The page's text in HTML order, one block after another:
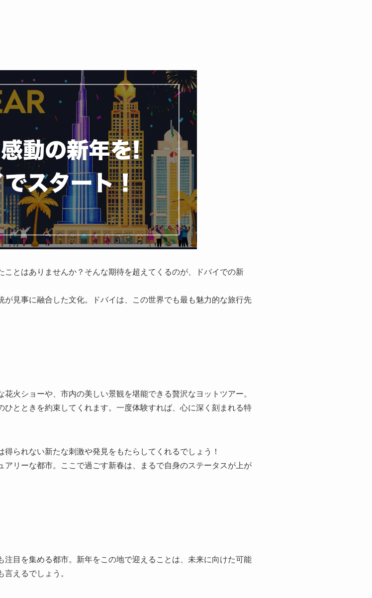
とはありませんか？そんな期待を超えてくるのが、ドバイでの新
見事に融合した文化。ドバイは、この世界でも最も魅力的な旅行先
火ショーや、市内の美しい景観を堪能できる贅沢なヨットツアー。
とときを約束してくれます。一度体験すれば、心に深く刻まれる特
られない新たな刺激や発見をもたらしてくれるでしょう！
リーな都市。ここで過ごす新春は、まるで自身のステータスが上が
目を集める都市。新年をこの地で迎えることは、未来に向けた可能
えるでしょう。